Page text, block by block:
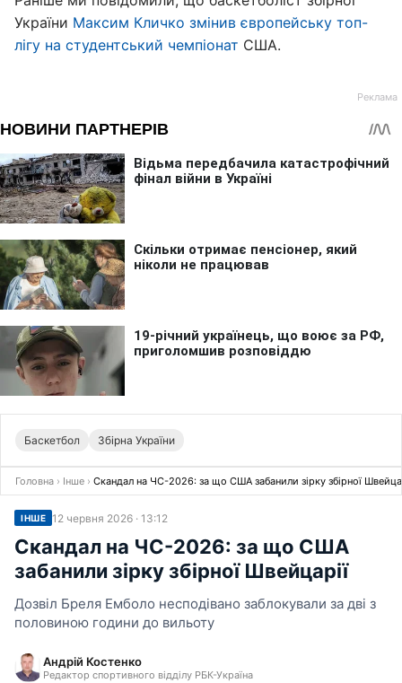
України Максим Кличко змінив європейську топ-
лігу на студентський чемпіонат США.
Баскетбол Збірна України
Головна › Інше › Скандал на ЧС-2026: за що США забанили зірку збірної
ІНШЕ 12 червня 2026 · 13:12
Скандал на ЧС-2026: за що США
забанили зірку збірної Швейцарії
Дозвіл Бреля Емболо несподівано заблокували за дві з
половиною години до вильоту
Андрій Костенко
Редактор спортивного відділу РБК-Україна